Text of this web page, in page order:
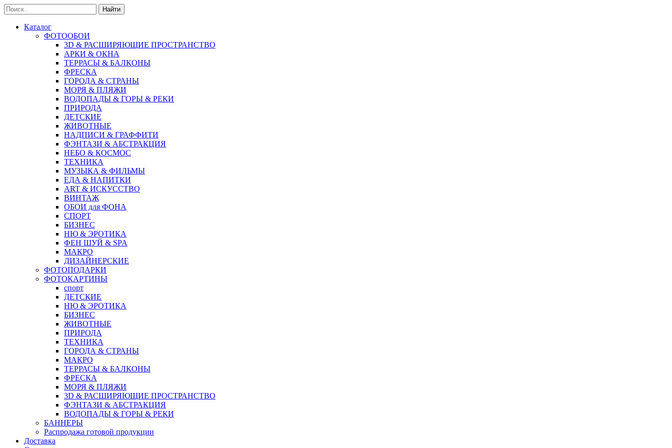
Найти
Каталог
ФОТООБОИ
3D & РАСШИРЯЮЩИЕ ПРОСТРАНСТВО
АРКИ & ОКНА
ТЕРРАСЫ & БАЛКОНЫ
ФРЕСКА
ГОРОДА & СТРАНЫ
МОРЯ & ПЛЯЖИ
ВОДОПАДЫ & ГОРЫ & РЕКИ
ПРИРОДА
ДЕТСКИЕ
ЖИВОТНЫЕ
НАДПИСИ & ГРАФФИТИ
ФЭНТАЗИ & АБСТРАКЦИЯ
НЕБО & КОСМОС
ТЕХНИКА
МУЗЫКА & ФИЛЬМЫ
ЕДА & НАПИТКИ
ART & ИСКУССТВО
ВИНТАЖ
ОБОИ для ФОНА
СПОРТ
БИЗНЕС
НЮ & ЭРОТИКА
ФЕН ШУЙ & SPA
МАКРО
ДИЗАЙНЕРСКИЕ
ФОТОПОДАРКИ
ФОТОКАРТИНЫ
спорт
ДЕТСКИЕ
НЮ & ЭРОТИКА
БИЗНЕС
ЖИВОТНЫЕ
ПРИРОДА
ТЕХНИКА
ГОРОДА & СТРАНЫ
МАКРО
ТЕРРАСЫ & БАЛКОНЫ
ФРЕСКА
МОРЯ & ПЛЯЖИ
3D & РАСШИРЯЮЩИЕ ПРОСТРАНСТВО
ФЭНТАЗИ & АБСТРАКЦИЯ
ВОДОПАДЫ & ГОРЫ & РЕКИ
БАННЕРЫ
Распродажа готовой продукции
Доставка